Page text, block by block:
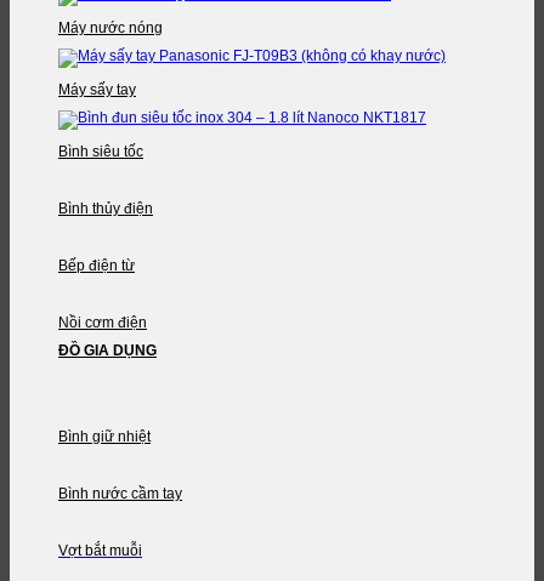
Máy nước nóng
Máy sấy tay
Bình siêu tốc
Bình thủy điện
Bếp điện từ
Nồi cơm điện
ĐỒ GIA DỤNG
Bình giữ nhiệt
Bình nước cầm tay
Vợt bắt muỗi